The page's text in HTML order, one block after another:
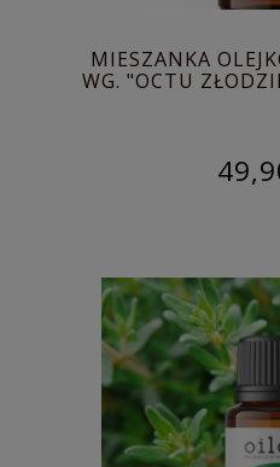
MIESZANKA
WG. "OCTU